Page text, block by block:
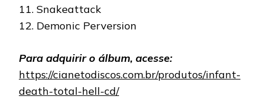
11. Snakeattack
12. Demonic Perversion
Para adquirir o álbum, acesse:
https://cianetodiscos.com.br/produtos/infant-
death-total-hell-cd/